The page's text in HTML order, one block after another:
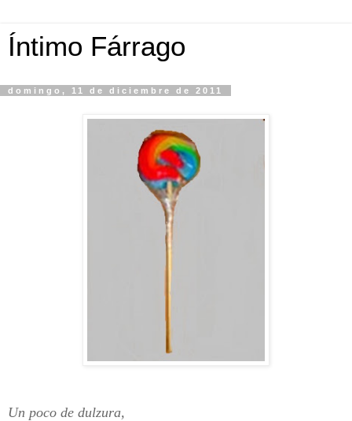
Íntimo Fárrago
domingo, 11 de diciembre de 2011
Un poco de dulzura,